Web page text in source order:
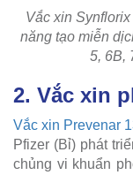
Vắc xin
năng tạo miễn
5, 6B,
2. Vắc xin
Vắc xin Prevenar
Pfizer (Bỉ) phát
chủng vi khuẩn